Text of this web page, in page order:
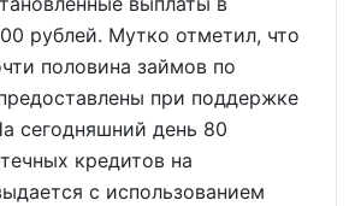
рублей. Мутко отметил, что
половина займов по
при поддержке
сегодняшний день 80
кредитов на
с использованием